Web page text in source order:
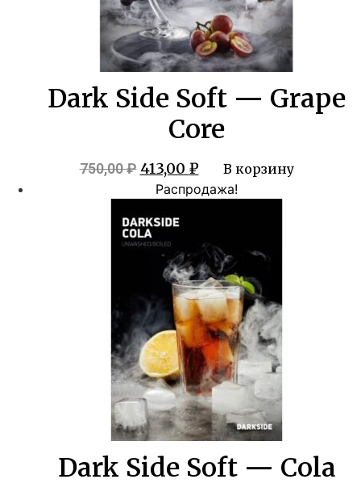
Dark Side Soft — Grape
Core
750,00₽ Первоначальная
цена
750,00 ₽.
413,00 ₽Текущая
цена:
В корзину
Распродажа!
Dark Side Soft — Cola